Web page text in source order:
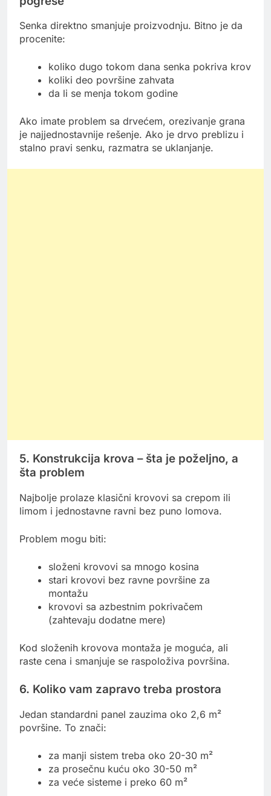
Senka direktno smanjuje proizvodnju. Bitno je da
procenite:
koliko dugo tokom dana senka pokriva krov
koliki deo površine zahvata
da li se menja tokom godine
Ako imate problem sa drvećem, orezivanje grana
je najjednostavnije rešenje. Ako je drvo preblizu i
stalno pravi senku, razmatra se uklanjanje.
5. Konstrukcija krova – šta je poželjno, a
šta problem
Najbolje prolaze klasični krovovi sa crepom ili
limom i jednostavne ravni bez puno lomova.
Problem mogu biti:
složeni krovovi sa mnogo kosina
stari krovovi bez ravne površine za
montažu
krovovi sa azbestnim pokrivačem
(zahtevaju dodatne mere)
Kod složenih krovova montaža je moguća, ali
raste cena i smanjuje se raspoloživa površina.
6. Koliko vam zapravo treba prostora
Jedan standardni panel zauzima oko 2,6 m²
površine. To znači:
za manji sistem treba oko 20-30 m²
za prosečnu kuću oko 30-50 m²
za veće sisteme i preko 60 m²